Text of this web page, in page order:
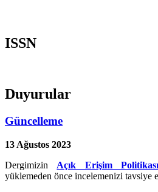
ISSN
Duyurular
Güncelleme
13 Ağustos 2023
Dergimizin Açık Erişim Politikası
yüklemeden önce incelemenizi tavsiye